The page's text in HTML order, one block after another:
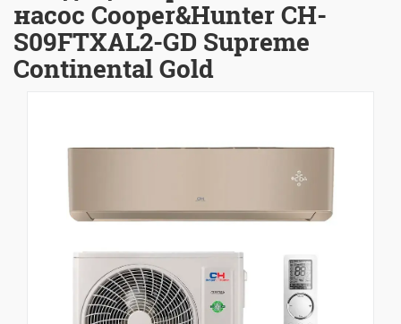
насос Cooper&Hunter CH-
S09FTXAL2-GD Supreme
Continental Gold